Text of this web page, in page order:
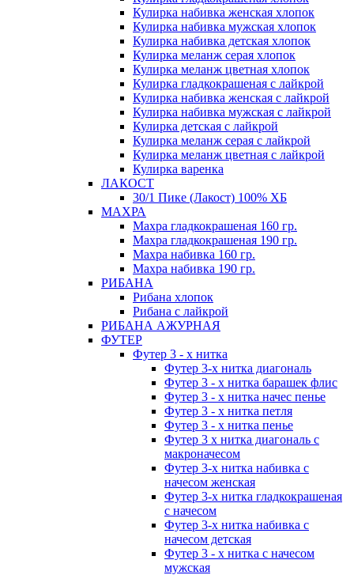
Кулирка набивка женская хлопок
Кулирка набивка мужская хлопок
Кулирка набивка детская хлопок
Кулирка меланж серая хлопок
Кулирка меланж цветная хлопок
Кулирка гладкокрашеная с лайкрой
Кулирка набивка женская с лайкрой
Кулирка набивка мужская с лайкрой
Кулирка детская с лайкрой
Кулирка меланж серая с лайкрой
Кулирка меланж цветная с лайкрой
Кулирка варенка
ЛАКОСТ
30/1 Пике (Лакост) 100% ХБ
МАХРА
Махра гладкокрашеная 160 гр.
Махра гладкокрашеная 190 гр.
Махра набивка 160 гр.
Махра набивка 190 гр.
РИБАНА
Рибана хлопок
Рибана с лайкрой
РИБАНА АЖУРНАЯ
ФУТЕР
Футер 3 - х нитка
Футер 3-х нитка диагональ
Футер 3 - х нитка барашек флис
Футер 3 - х нитка начес пенье
Футер 3 - х нитка петля
Футер 3 - х нитка пенье
Футер 3 х нитка диагональ с
макроначесом
Футер 3-х нитка набивка с
начесом женская
Футер 3-х нитка гладкокрашеная
с начесом
Футер 3-х нитка набивка с
начесом детская
Футер 3 - х нитка с начесом
мужская